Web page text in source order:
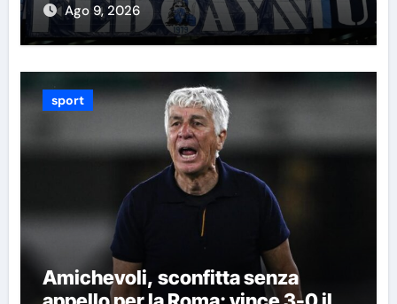
Ago 9, 2026
sport
Amichevoli, sconfitta senza